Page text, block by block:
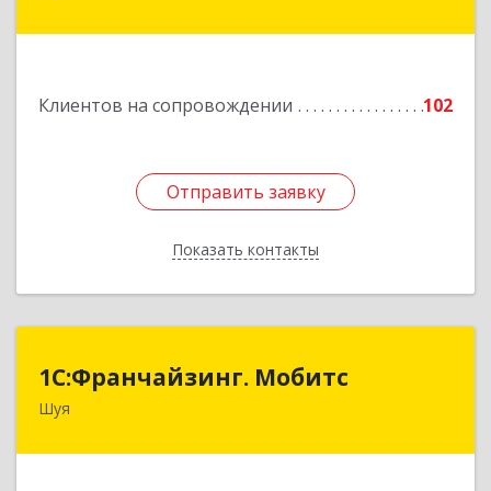
Клиентов на сопровождении 102
Отправить заявку
Показать контакты
Отправить заявку
Назад
1С:Франчайзинг. Мобитс
Шуя
1С:Франчайзинг. Мобитс